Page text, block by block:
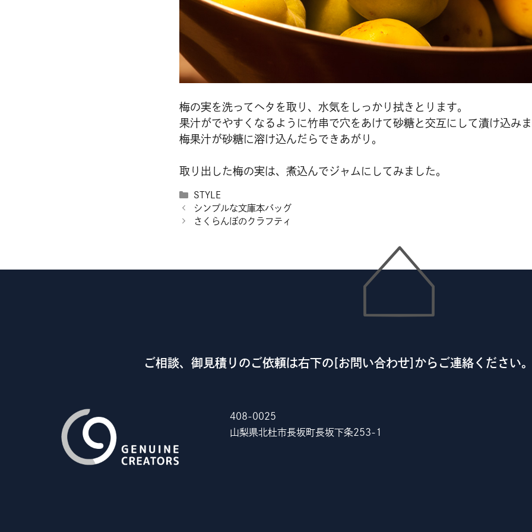
梅の実を洗ってヘタを取り、水気をしっかり拭きとります。
果汁がでやすくなるように竹串で穴をあけて砂糖と交互にして漬け込み
梅果汁が砂糖に溶け込んだらできあがり。
取り出した梅の実は、煮込んでジャムにしてみました。
カ
テ
ゴ
STYLE
シンプルな文庫本バッグ
さくらんぼのクラフティ
ご相談、御見積りのご依頼は右下の[お問い合わせ]からご連絡ください
408-0025
山梨県北杜市長坂町長坂下条253-1